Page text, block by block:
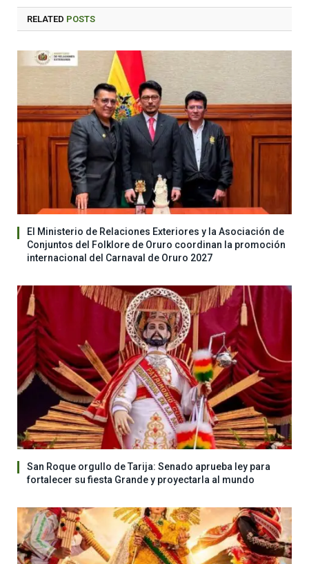
RELATED POSTS
El Ministerio de Relaciones Exteriores y la Asociación de
Conjuntos del Folklore de Oruro coordinan la promoción
internacional del Carnaval de Oruro 2027
San Roque orgullo de Tarija: Senado aprueba ley para
fortalecer su fiesta Grande y proyectarla al mundo